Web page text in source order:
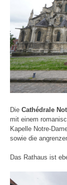
Die Cathédrale
mit einem
Kapelle Notre-
sowie die
Das Rathaus ist